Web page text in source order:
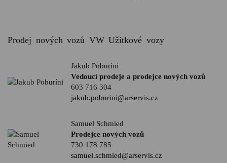
Prodej nových vozů VW Užitkové vozy
Jakub Poburíni
Vedoucí prodeje a prodejce nových vozů
603 716 304
jakub.poburini@arservis.cz
Samuel Schmied
Prodejce nových vozů
730 178 785
samuel.schmied@arservis.cz